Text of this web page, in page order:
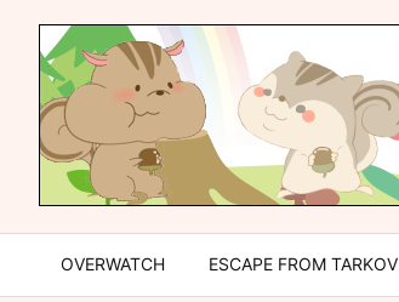
OVERWATCH ESCAPE FROM TARKOV